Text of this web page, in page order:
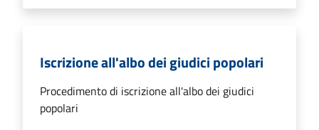
Iscrizione all'albo dei giudici popolari
Procedimento di iscrizione all'albo dei giudici
popolari